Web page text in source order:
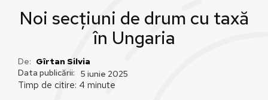
Noi secțiuni de drum cu taxă
în Ungaria
De: Gîrtan Silvia
Data publicării:
5 iunie 2025
Timp de citire: 4 minute